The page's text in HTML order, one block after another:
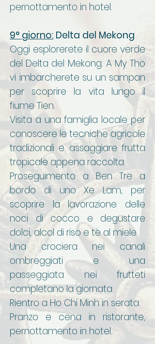
pernottamento in hotel.
9° giorno: Delta del Mekong
Oggi esplorerete il cuore verde
del Delta del Mekong. A My Tho
vi imbarcherete su un sampan
per scoprire la vita lungo il
fiume Tien.
Visita a una famiglia locale per
conoscere le tecniche agricole
tradizionali e assaggiare frutta
tropicale appena raccolta.
Proseguimento a Ben Tre a
bordo di uno Xe Lam, per
scoprire la lavorazione delle
noci di cocco e degustare
dolci, alcol di riso e tè al miele.
Una crociera nei canali
ombreggiati e una
passeggiata nei frutteti
completano la giornata.
Rientro a Ho Chi Minh in serata.
Pranzo e cena in ristorante,
pernottamento in hotel.